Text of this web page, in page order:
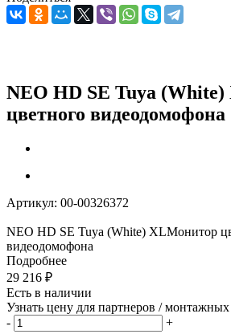
NEO HD SE Tuya
цветного видеодомофона
Артикул: 00-00326372
NEO HD SE Tuya (White) XLМонитор
видеодомофона
Подробнее
29 216 ₽
Есть в наличии
Узнать цену для партнеров /
-
+